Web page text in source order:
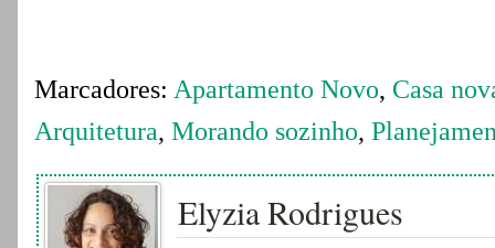
Marcadores: Apartamento Novo, Casa
Arquitetura, Morando sozinho,
Elyzia Rodrigues